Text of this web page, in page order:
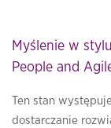
Myślenie w
People and
Ten stan
dostarczanie